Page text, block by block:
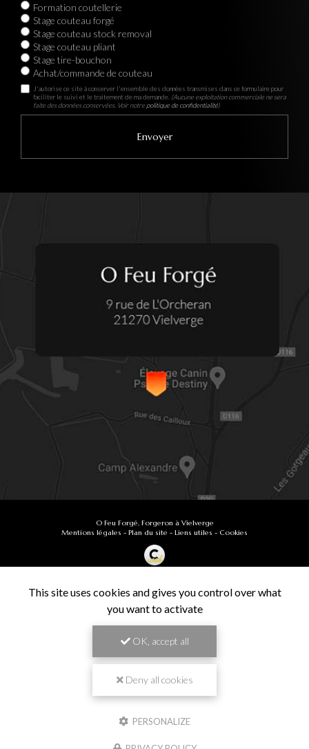
Formation coutellerie
Stage couteau forgé
Stage couteau stock removal
Stage couteau pliant
Stage tire-bouchon
Achat/commande de couteau
J'autorise ce site à conserver l'ensemble des données transmises dans ce formulaire pour
faciliter le suivi et le traitement de ma demande. (Aucune exploitation commerciale ne sera
faite des données conservées. Voir notrepolitique de confidentialité)
O Feu Forgé, Forgeron à Vielverge
Mentions légales - Plan du site - Liens utiles - Cookies
Secteur -En savoir +
9.9/10
This site uses cookies and gives you control over what
you want to activate
OK, accept all
Deny all cookies
PERSONALIZE